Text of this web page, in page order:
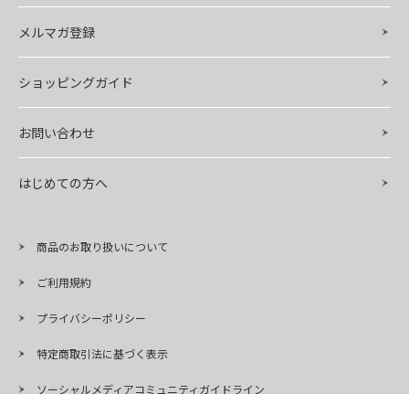
メルマガ登録
ショッピングガイド
お問い合わせ
はじめての方へ
商品のお取り扱いについて
ご利用規約
プライバシーポリシー
特定商取引法に基づく表示
ソーシャルメディアコミュニティガイドライン